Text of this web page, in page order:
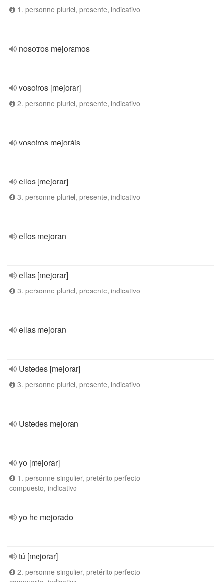
1. personne pluriel, presente, indicativo
nosotros mejoramos
vosotros [mejorar]
2. personne pluriel, presente, indicativo
vosotros mejoráis
ellos [mejorar]
3. personne pluriel, presente, indicativo
ellos mejoran
ellas [mejorar]
3. personne pluriel, presente, indicativo
ellas mejoran
Ustedes [mejorar]
3. personne pluriel, presente, indicativo
Ustedes mejoran
yo [mejorar]
1. personne singulier, pretérito perfecto
compuesto, indicativo
yo he mejorado
tú [mejorar]
2. personne singulier, pretérito perfecto